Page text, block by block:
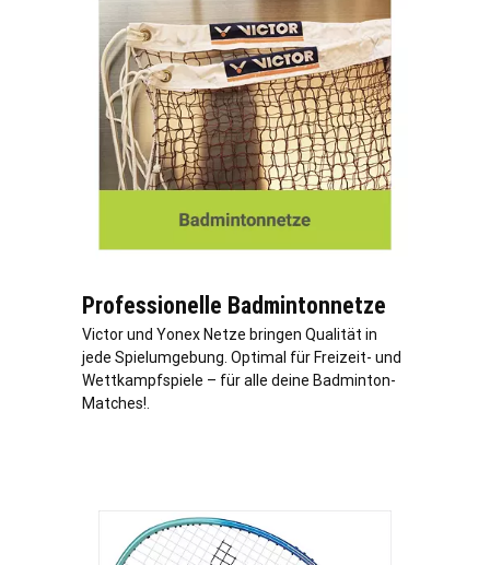
Professionelle Badmintonnetze
Victor und Yonex Netze bringen Qualität in
jede Spielumgebung. Optimal für Freizeit- und
Wettkampfspiele – für alle deine Badminton-
Matches!.